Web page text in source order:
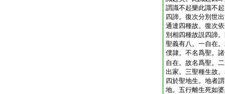
謂識不起樂此識不
四諦。復次分別世
通達四種故。復次
別相四種故説四諦
聖義有八。一自在
僕隷。不名爲聖。
自在。故名爲聖。
出家。三聖種生故
四於聖地生。地者
地。五行離生死如